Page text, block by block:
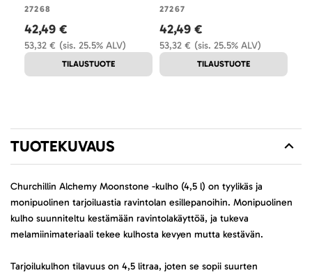
27268
(sis. 25.5% ALV)
53,32 €
42,49 €
TILAUSTUOTE
27267
(sis. 25.5% ALV)
53,32 €
42,49 €
TILAUSTUOTE
TUOTEKUVAUS
Churchillin Alchemy Moonstone -kulho (4,5 l) on tyylikäs ja
monipuolinen tarjoiluastia ravintolan esillepanoihin. Monipuolinen
kulho suunniteltu kestämään ravintolakäyttöä, ja tukeva
melamiinimateriaali tekee kulhosta kevyen mutta kestävän.
Tarjoilukulhon tilavuus on 4,5 litraa, joten se sopii suurten